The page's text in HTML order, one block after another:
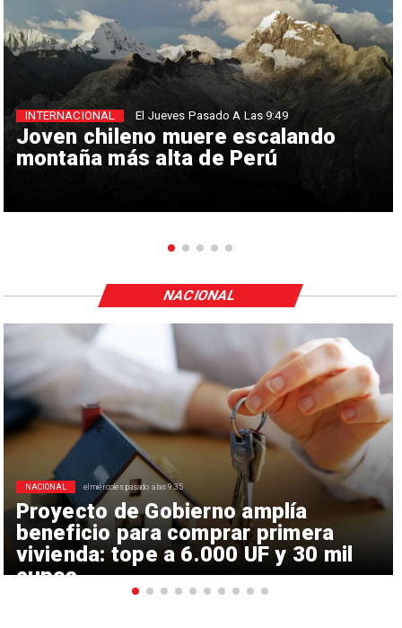
Joven chileno muere escalando
montaña más alta de Perú
INTERNACIONAL El Jueves Pasado A Las 9:49
Proyecto de Gobierno amplía
beneficio para comprar primera
vivienda: tope a 6.000 UF y 30 mil
cupos
NACIONAL el miércoles pasado a las 9:35
NACIONAL